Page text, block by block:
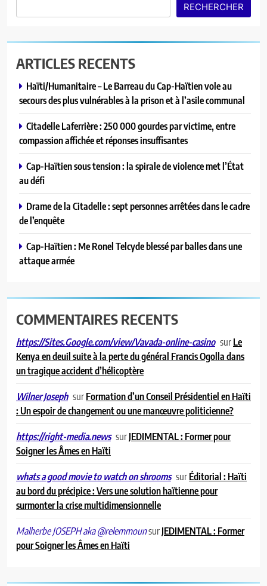
RECHERCHER
ARTICLES RECENTS
Haïti/Humanitaire – Le Barreau du Cap-Haïtien vole au
secours des plus vulnérables à la prison et à l’asile communal
Citadelle Laferrière : 250 000 gourdes par victime, entre
compassion affichée et réponses insuffisantes
Cap-Haïtien sous tension : la spirale de violence met l’État
au défi
Drame de la Citadelle : sept personnes arrêtées dans le cadre
de l’enquête
Cap-Haïtien : Me Ronel Telcyde blessé par balles dans une
attaque armée
COMMENTAIRES RECENTS
https://Sites.Google.com/view/Vavada-online-casino surLe
Kenya en deuil suite à la perte du général Francis Ogolla dans
un tragique accident d’hélicoptère
Wilner Joseph surFormation d’un Conseil Présidentiel en Haïti
: Un espoir de changement ou une manœuvre politicienne?
https://right-media.news surJEDIMENTAL : Former pour
Soigner les Âmes en Haïti
whats a good movie to watch on shrooms surÉditorial : Haïti
au bord du précipice : Vers une solution haïtienne pour
surmonter la crise multidimensionnelle
Malherbe JOSEPH aka @relemmounsurJEDIMENTAL : Former
pour Soigner les Âmes en Haïti